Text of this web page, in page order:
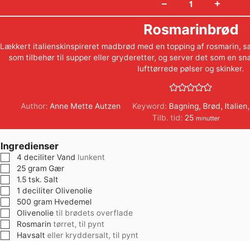
– +
Rosmarinbrød
Lækkert italienskinspireret madbrød med en topping af rosmarin,
som tilbehør til supper eller gryderetter, og server det som en
lufttørrede pølser og skinker.
Author:Anne Mette Autzen Keyword: Bagning, Brød, Italien,
Tilb. tid: 25minutter
minutter
Ingredienser
▢
4 deciliter Vand lunkent
▢
25 gram Gær
▢1.5 tsk. Salt
▢1 deciliter Olivenolie
▢
500 gram Hvedemel
▢
Olivenolie til brødets overflade
▢
Rosmarin tørret, til pynt
▢
Havsalt eller kryddersalt, til pynt